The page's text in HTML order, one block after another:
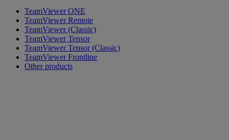
TeamViewer ONE
TeamViewer Remote
TeamViewer (Classic)
TeamViewer Tensor
TeamViewer Tensor (Classic)
TeamViewer Frontline
Other products